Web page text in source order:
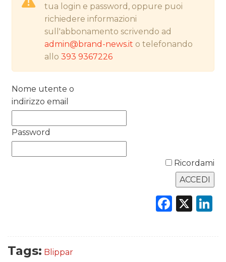
DATI
RICERCHE
NORMATIVE
tua login e password, oppure puoi
richiedere informazioni
sull'abbonamento scrivendo ad
admin@brand-news.it o telefonando
allo393 9367226
Nome utente o
indirizzo email
Password
Ricordami
X
Tags: Blippar